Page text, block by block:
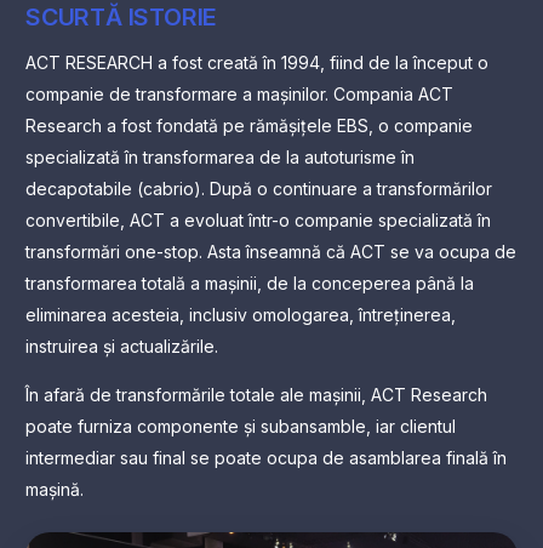
SCURTĂ ISTORIE
ACT RESEARCH a fost creată în 1994, fiind de la început o
companie de transformare a mașinilor. Compania ACT
Research a fost fondată pe rămășițele EBS, o companie
specializată în transformarea de la autoturisme în
decapotabile (cabrio). După o continuare a transformărilor
convertibile, ACT a evoluat într-o companie specializată în
transformări one-stop. Asta înseamnă că ACT se va ocupa de
transformarea totală a mașinii, de la conceperea până la
eliminarea acesteia, inclusiv omologarea, întreținerea,
instruirea și actualizările.
În afară de transformările totale ale mașinii, ACT Research
poate furniza componente și subansamble, iar clientul
intermediar sau final se poate ocupa de asamblarea finală în
mașină.